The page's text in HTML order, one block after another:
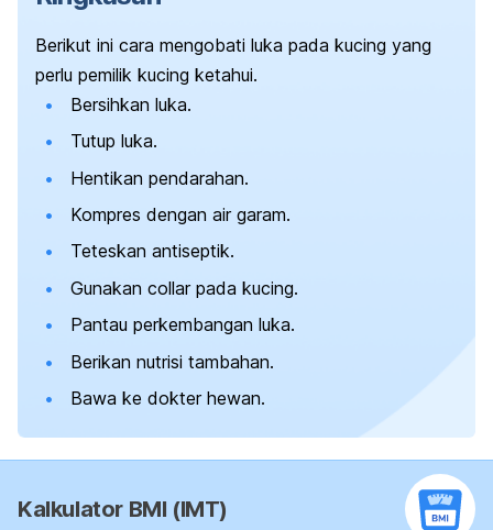
Berikut ini cara mengobati luka pada kucing yang
perlu pemilik kucing ketahui.
Bersihkan luka.
Tutup luka.
Hentikan pendarahan.
Kompres dengan air garam.
Teteskan antiseptik.
Gunakan collarpada kucing.
Pantau perkembangan luka.
Berikan nutrisi tambahan.
Bawa ke dokter hewan.
Kalkulator BMI (IMT)